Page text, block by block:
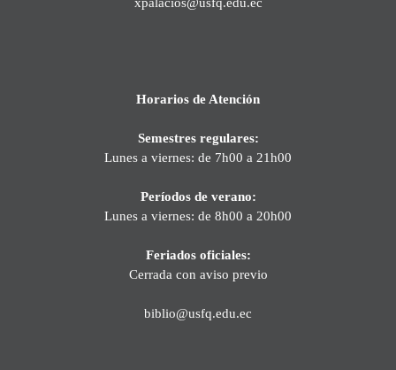
Horarios de Atención
Semestres regulares:
Lunes a viernes: de 7h00 a 21h00
Períodos de verano:
Lunes a viernes: de 8h00 a 20h00
Feriados oficiales:
Cerrada con aviso previo
biblio@usfq.edu.ec